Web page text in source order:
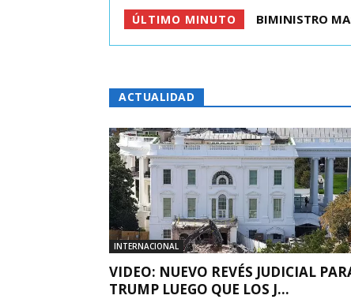
ÚLTIMO MINUTO TIROTEO EN
ACTUALIDAD
INTERNACIONAL
VIDEO: NUEVO REVÉS JUDICIAL
TRUMP LUEGO QUE LOS J...